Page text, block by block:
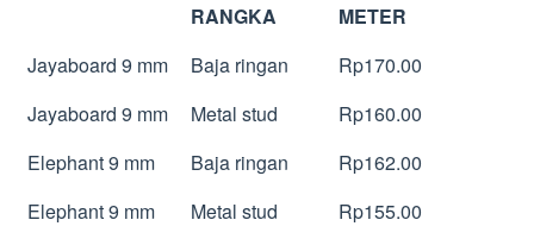
RANGKA
METER
Jayaboard 9 mm
Baja ringan
Rp170.00
Jayaboard 9 mm
Metal stud
Rp160.00
Elephant 9 mm
Baja ringan
Rp162.00
Elephant 9 mm
Metal stud
Rp155.00